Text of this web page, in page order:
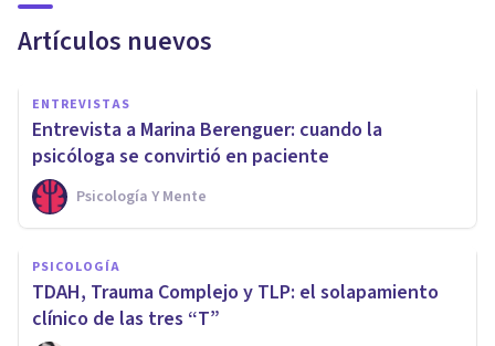
Artículos nuevos
ENTREVISTAS
Entrevista a Marina Berenguer: cuando la
psicóloga se convirtió en paciente
Psicología Y Mente
PSICOLOGÍA
TDAH, Trauma Complejo y TLP: el solapamiento
clínico de las tres “T”